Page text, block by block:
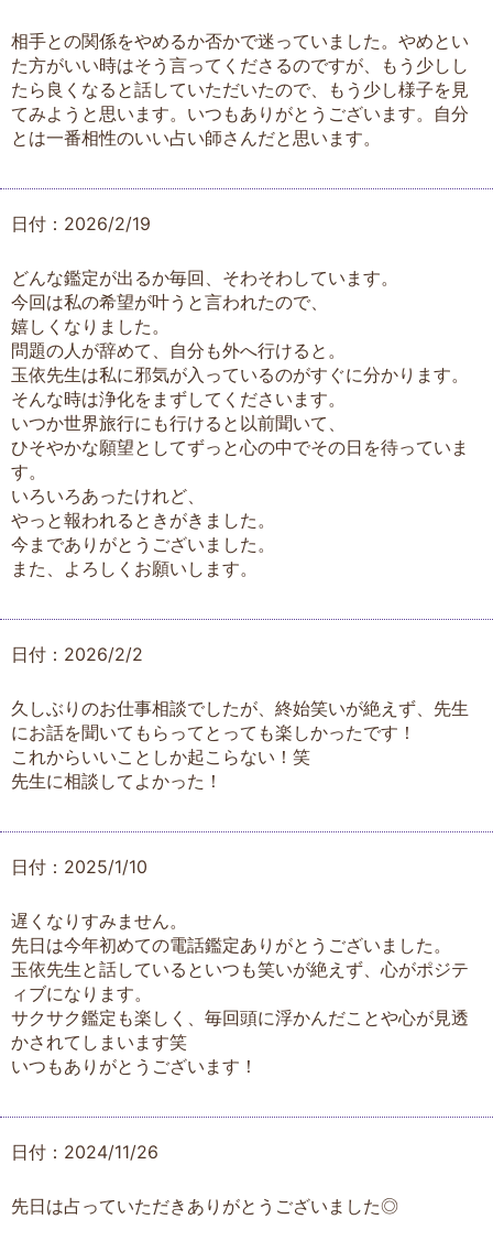
相手との関係をやめるか否かで迷っていました。やめとい
た方がいい時はそう言ってくださるのですが、もう少しし
たら良くなると話していただいたので、もう少し様子を見
てみようと思います。いつもありがとうございます。自分
とは一番相性のいい占い師さんだと思います。
日付：2026/2/19
どんな鑑定が出るか毎回、そわそわしています。
今回は私の希望が叶うと言われたので、
嬉しくなりました。
問題の人が辞めて、自分も外へ行けると。
玉依先生は私に邪気が入っているのがすぐに分かります。
そんな時は浄化をまずしてくださいます。
いつか世界旅行にも行けると以前聞いて、
ひそやかな願望としてずっと心の中でその日を待っていま
す。
いろいろあったけれど、
やっと報われるときがきました。
今までありがとうございました。
また、よろしくお願いします。
日付：2026/2/2
久しぶりのお仕事相談でしたが、終始笑いが絶えず、先生
にお話を聞いてもらってとっても楽しかったです！
これからいいことしか起こらない！笑
先生に相談してよかった！
日付：2025/1/10
遅くなりすみません。
先日は今年初めての電話鑑定ありがとうございました。
玉依先生と話しているといつも笑いが絶えず、心がポジテ
ィブになります。
サクサク鑑定も楽しく、毎回頭に浮かんだことや心が見透
かされてしまいます笑
いつもありがとうございます！
日付：2024/11/26
先日は占っていただきありがとうございました◎